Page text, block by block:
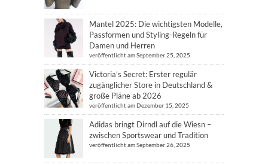
Mantel 2025: Die wichtigsten Modelle,
Passformen und Styling-Regeln für
Damen und Herren
veröffentlicht am September 25, 2025
Victoria’s Secret: Erster regulär
zugänglicher Store in Deutschland &
große Pläne ab 2026
veröffentlicht am Dezember 15, 2025
Adidas bringt Dirndl auf die Wiesn –
zwischen Sportswear und Tradition
veröffentlicht am September 26, 2025